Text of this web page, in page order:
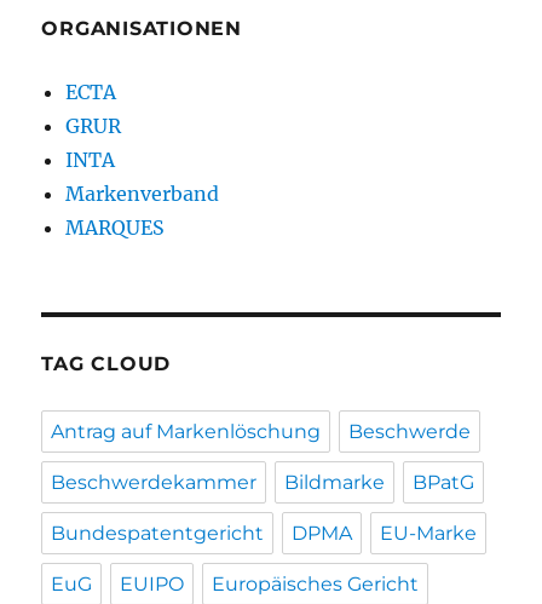
ORGANISATIONEN
ECTA
GRUR
INTA
Markenverband
MARQUES
TAG CLOUD
Antrag auf Markenlöschung Beschwerde
Beschwerdekammer Bildmarke BPatG
Bundespatentgericht DPMA EU-Marke
EuG EUIPO Europäisches Gericht